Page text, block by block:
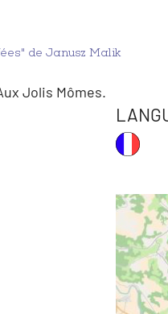
de Janusz Malik
Jolis Mômes.